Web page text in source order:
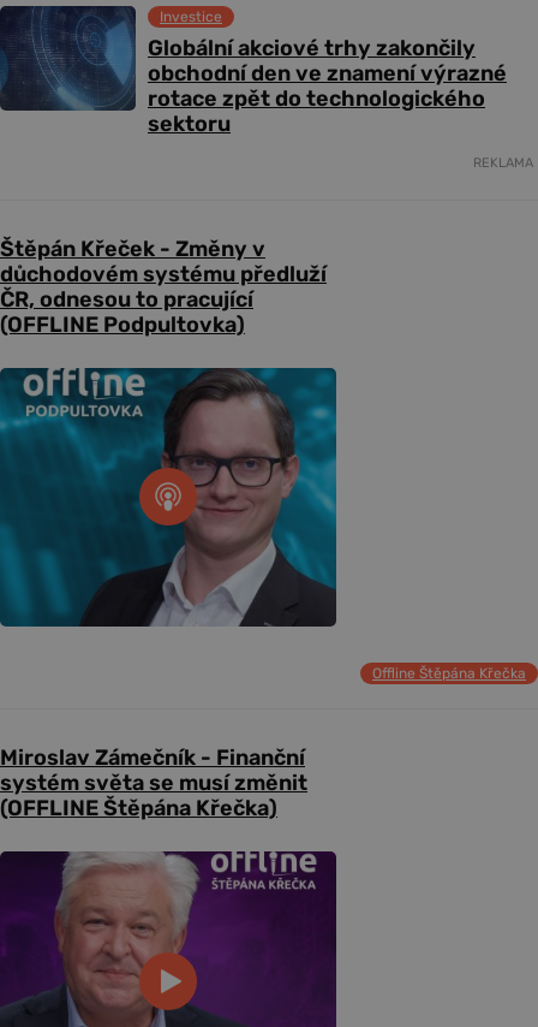
Globální akciové trhy zakončily
obchodní den ve znamení výrazné
rotace zpět do technologického
sektoru
Investice
REKLAMA
Štěpán Křeček - Změny v
důchodovém systému předluží
ČR, odnesou to pracující
(OFFLINE Podpultovka)
Offline Štěpána Křečka
Miroslav Zámečník - Finanční
systém světa se musí změnit
(OFFLINE Štěpána Křečka)